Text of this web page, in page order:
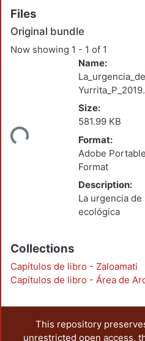
Files
Original bundle
Now showing 1 - 1 of 1
Loading...
Name:
Size:
581.99 KB
Format:
Adobe
Format
Description:
La urgencia de
ecológica
Collections
Capítulos de libro - Zaloamati
Capítulos de libro - Área de
This repository
unrestricted open access,